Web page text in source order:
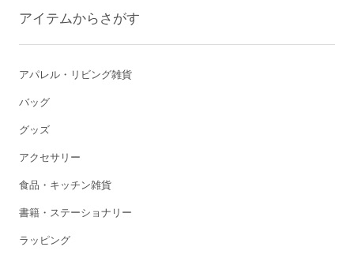
アイテムからさがす
アパレル・リビング雑貨
バッグ
グッズ
アクセサリー
食品・キッチン雑貨
書籍・ステーショナリー
ラッピング